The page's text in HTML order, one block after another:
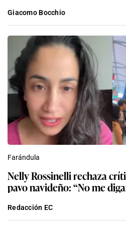
Giacomo Bocchio
Farándula
Nelly Rossinelli rechaza
pavo navideño: “No me
Redacción EC